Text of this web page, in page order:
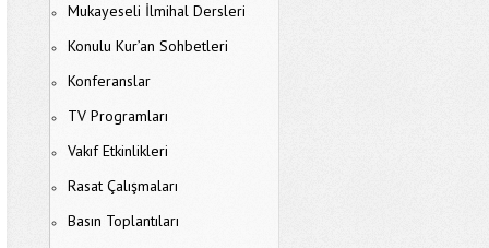
Mukayeseli İlmihal Dersleri
Konulu Kur’an Sohbetleri
Konferanslar
TV Programları
Vakıf Etkinlikleri
Rasat Çalışmaları
Basın Toplantıları